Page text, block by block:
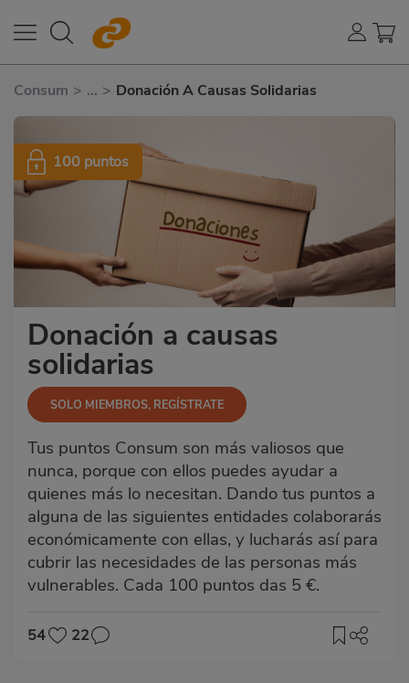
Consum > ... > Donación A Causas Solidarias
100 puntos
Donación a causas
solidarias
SOLO MIEMBROS, REGÍSTRATE
Tus puntos Consum son más valiosos que
nunca, porque con ellos puedes ayudar a
quienes más lo necesitan. Dando tus puntos a
alguna de las siguientes entidades colaborarás
económicamente con ellas, y lucharás así para
cubrir las necesidades de las personas más
vulnerables. Cada 100 puntos das 5 €.
54 22